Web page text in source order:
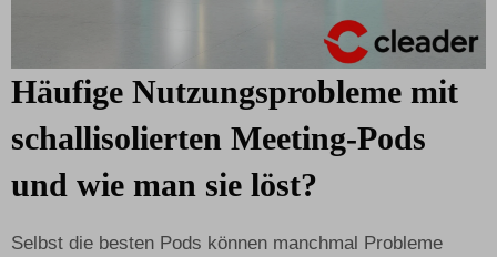
Häufige Nutzungsprobleme mit
schallisolierten Meeting-Pods
und wie man sie löst?
Selbst die besten Pods können manchmal Probleme